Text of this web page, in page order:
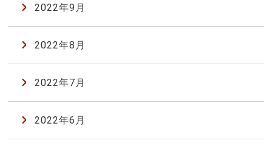
2022年9月
2022年8月
2022年7月
2022年6月